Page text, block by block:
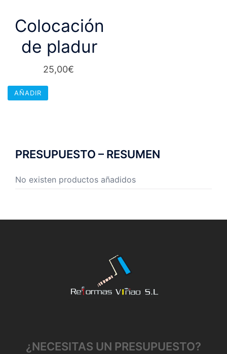
Colocación
de pladur
25,00€
AÑADIR
PRESUPUESTO – RESUMEN
No existen productos añadidos
¿NECESITAS UN PRESUPUESTO?